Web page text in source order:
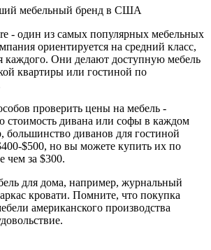
- один из самых популярных мебельных
ориентируется на средний класс,
каждого. Они делают доступную мебель
квартиры или гостиной по
проверить цены на мебель -
стоимость дивана или софы в каждом
большинство диванов для гостиной
$500, но вы можете купить их по
чем за $300.
для дома, например, журнальный
кровати. Помните, что покупка
американского производства